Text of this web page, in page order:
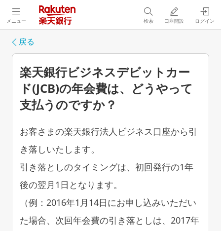
メニュー 検索 口座開設 ログイン
戻る
楽天銀行ビジネスデビットカー
ド(JCB)の年会費は、どうやって
支払うのですか？
お客さまの楽天銀行法人ビジネス口座から引
き落しいたします。
引き落としのタイミングは、初回発行の1年
後の翌月1日となります。
（例：2016年1月14日にお申し込みいただい
た場合、次回年会費の引き落としは、2017年